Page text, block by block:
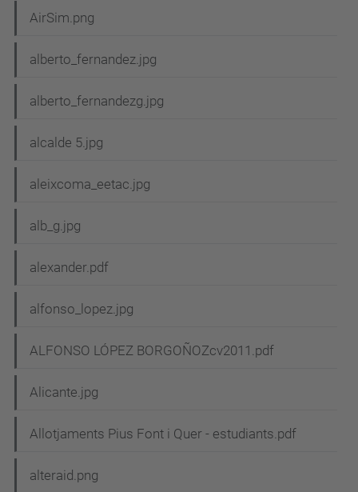
AirSim.png
alberto_fernandez.jpg
alberto_fernandezg.jpg
alcalde 5.jpg
aleixcoma_eetac.jpg
alb_g.jpg
alexander.pdf
alfonso_lopez.jpg
ALFONSO LÓPEZ BORGOÑOZcv2011.pdf
Alicante.jpg
Allotjaments Pius Font i Quer - estudiants.pdf
alteraid.png